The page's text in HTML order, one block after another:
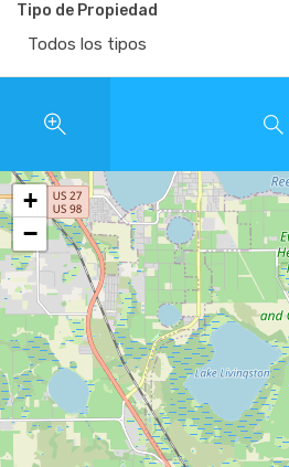
Tipo de Propiedad
Todos los tipos
+
−